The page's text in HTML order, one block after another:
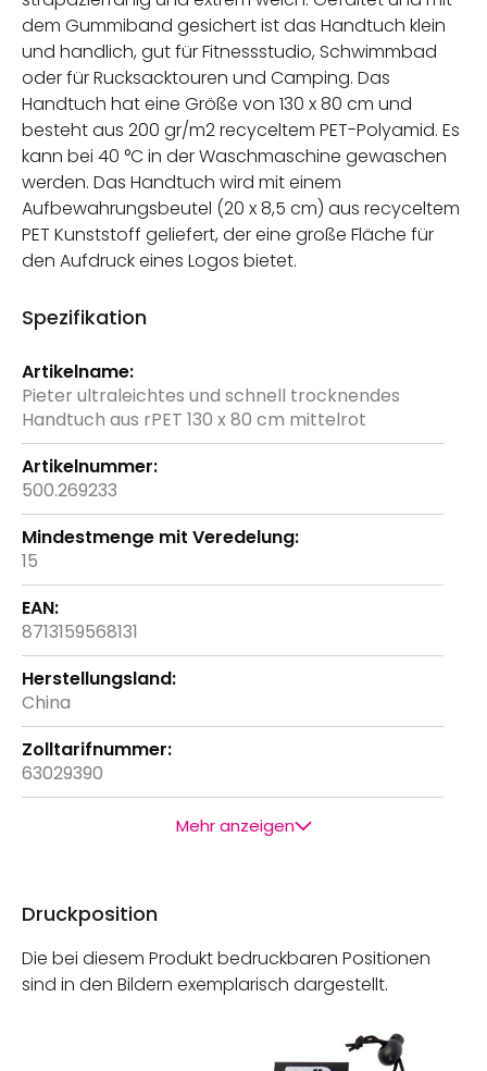
dem Gummiband gesichert ist das Handtuch klein
und handlich, gut für Fitnessstudio, Schwimmbad
oder für Rucksacktouren und Camping. Das
Handtuch hat eine Größe von 130 x 80 cm und
besteht aus 200 gr/m2 recyceltem PET-Polyamid. Es
kann bei 40 °C in der Waschmaschine gewaschen
werden. Das Handtuch wird mit einem
Aufbewahrungsbeutel (20 x 8,5 cm) aus recyceltem
PET Kunststoff geliefert, der eine große Fläche für
den Aufdruck eines Logos bietet.
Spezifikation
Weitere
Informationen
Pieter ultraleichtes und schnell trocknendes
Handtuch aus rPET 130 x 80 cm mittelrot
500.269233
15
8713159568131
China
63029390
Mehr anzeigen
Druckposition
Die bei diesem Produkt bedruckbaren Positionen
sind in den Bildern exemplarisch dargestellt.